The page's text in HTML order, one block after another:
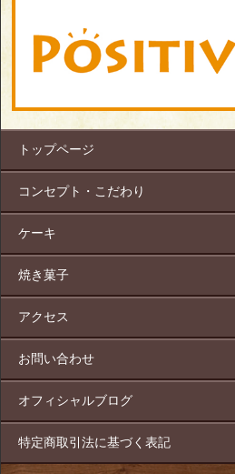
トップページ
コンセプト・こだわり
ケーキ
焼き菓子
アクセス
お問い合わせ
オフィシャルブログ
特定商取引法に基づく表記